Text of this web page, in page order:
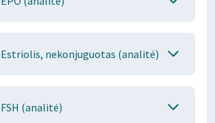
Estriolis, nekonjuguotas (analitė)
FSH (analitė)